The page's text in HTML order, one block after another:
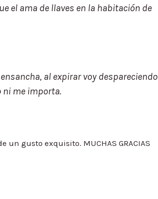
el ama de llaves en la habitación de
al expirar voy despareciendo
ni me importa.
gusto exquisito. MUCHAS GRACIAS